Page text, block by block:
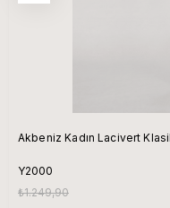
Akbeniz Kadın Lacivert
Y2000
₺1.249,90